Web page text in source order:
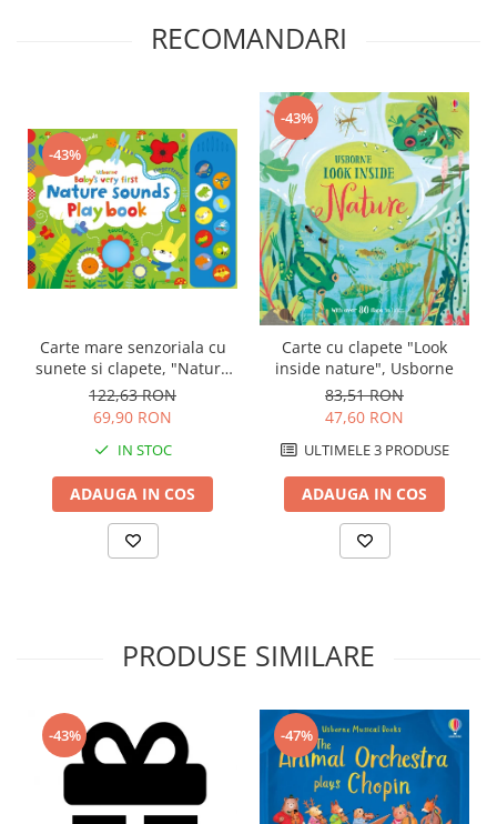
RECOMANDARI
-43%
Carte mare senzoriala cu
sunete si clapete, "Nature
sounds Playbook",
cartonata, Usborne
122,63 RON
69,90 RON
IN STOC
ADAUGA IN COS
-43%
Carte cu clapete "Look
inside nature", Usborne
83,51 RON
47,60 RON
ULTIMELE 3 PRODUSE
ADAUGA IN COS
PRODUSE SIMILARE
-43% -47%